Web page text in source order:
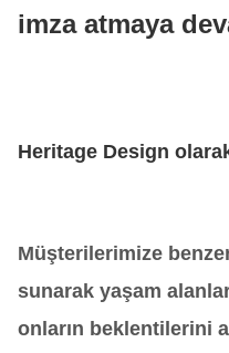
imza atmaya
Heritage Design
Müşterilerimize
sunarak yaşam
onların beklentilerini